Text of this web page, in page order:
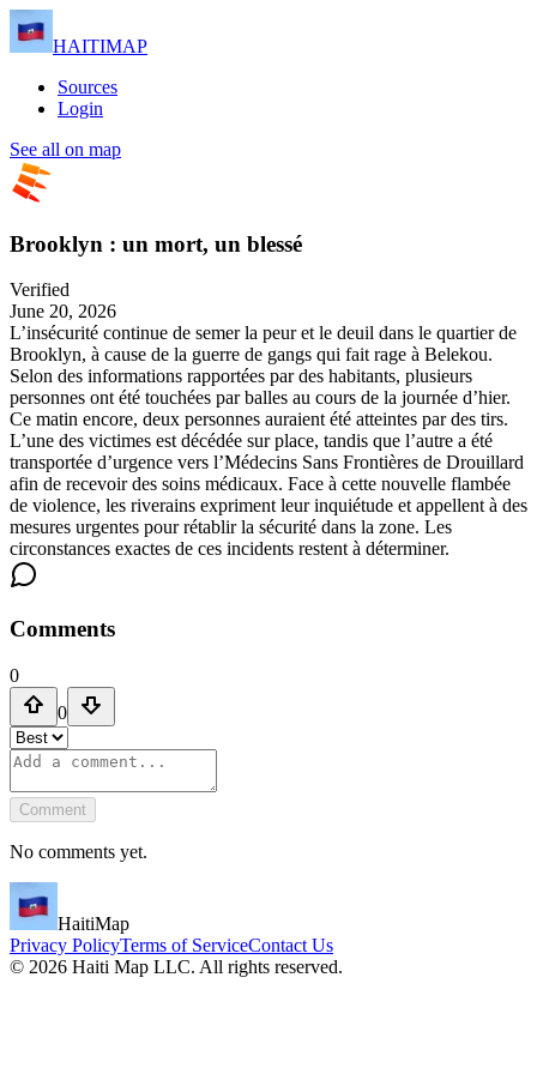
HAITIMAP
Sources
Login
See all on map
Brooklyn : un mort, un blessé
Verified
June 20, 2026
L’insécurité continue de semer la peur et le deuil dans le quartier de
Brooklyn, à cause de la guerre de gangs qui fait rage à Belekou.
Selon des informations rapportées par des habitants, plusieurs
personnes ont été touchées par balles au cours de la journée d’hier.
Ce matin encore, deux personnes auraient été atteintes par des tirs.
L’une des victimes est décédée sur place, tandis que l’autre a été
transportée d’urgence vers l’Médecins Sans Frontières de Drouillard
afin de recevoir des soins médicaux. Face à cette nouvelle flambée
de violence, les riverains expriment leur inquiétude et appellent à des
mesures urgentes pour rétablir la sécurité dans la zone. Les
circonstances exactes de ces incidents restent à déterminer.
Comments
0
0
Comment
No comments yet.
HaitiMap
Privacy PolicyTerms of ServiceContact Us
© 2026 Haiti Map LLC. All rights reserved.